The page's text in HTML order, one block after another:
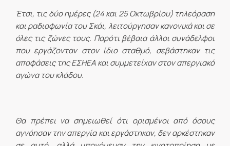
Έτσι, τις δύο ημέρες (24 και 25 Οκτωβρίου) τηλεόραση
και ραδιοφωνία του Σκάι, λειτούργησαν κανονικά και σε
όλες τις ζώνες τους. Παρότι βέβαια άλλοι συνάδελφοι
που εργάζονταν στον ίδιο σταθμό, σεβάστηκαν τις
αποφάσεις της ΕΣΗΕΑ και συμμετείχαν στον απεργιακό
αγώνα του κλάδου.
Θα πρέπει να σημειωθεί ότι ορισμένοι από όσους
αγνόησαν την απεργία και εργάστηκαν, δεν αρκέστηκαν